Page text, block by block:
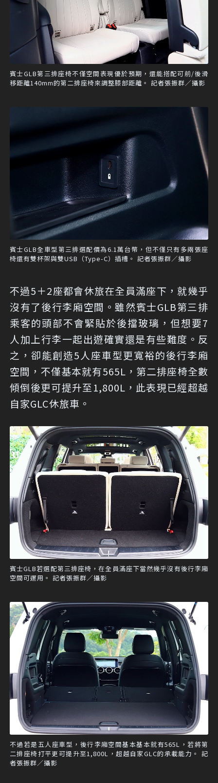
賓士GLB第三排座椅不僅空間表現優於預期，還能搭配可前/後滑
移距離140mm的第二排座椅來調整膝部距離。 記者張振群／攝影
賓士GLB全車型第三排選配價為6.1萬台幣，但不僅只有多兩張座
椅還有雙杯架與雙USB（Type-C）插槽。 記者張振群／攝影
不過5＋2座都會休旅在全員滿座下，就幾乎
沒有了後行李廂空間。雖然賓士GLB第三排
乘客的頭部不會緊貼於後擋玻璃，但想要7
人加上行李一起出遊確實還是有些難度。反
之，卻能創造5人座車型更寬裕的後行李廂
空間，不僅基本就有565L，第二排座椅全數
傾倒後更可提升至1,800L，此表現已經超越
自家GLC休旅車。
賓士GLB若選配第三排座椅，在全員滿座下當然幾乎沒有後行李廂
空間可運用。 記者張振群／攝影
不過若是五人座車型，後行李廂空間基本基本就有565L，若將第
二排座椅打平更可提升至1,800L，超越自家GLC的承載能力。 記
者張振群／攝影